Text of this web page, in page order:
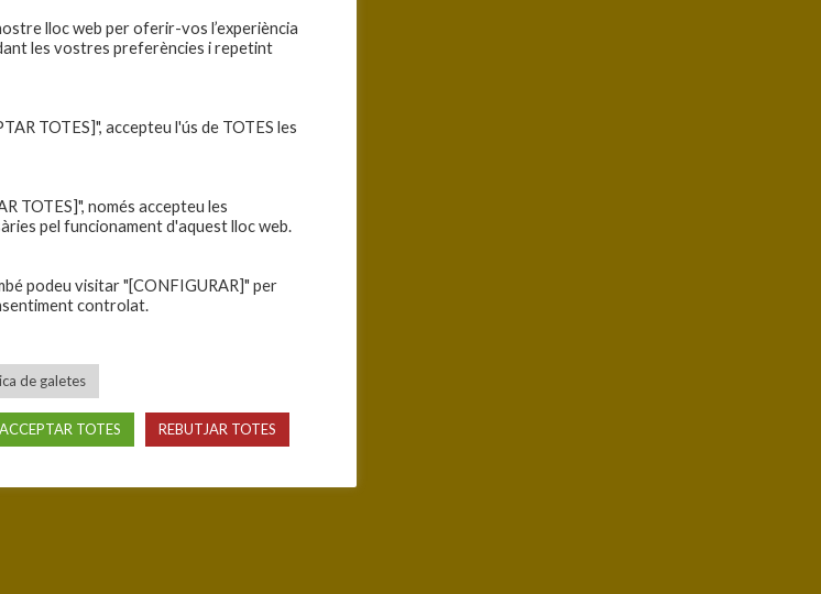
lloc web per oferir-vos l’experiència
les vostres preferències i repetint
TOTES]", accepteu l'ús de TOTES les
TOTES]", només accepteu les
pel funcionament d'aquest lloc web.
podeu visitar "[CONFIGURAR]" per
controlat.
de galetes
ACCEPTAR TOTES REBUTJAR TOTES